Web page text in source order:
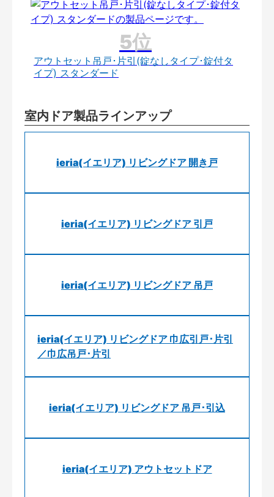
アウトセット吊戸･片引(錠なしタイプ･錠付タ
イプ) スタンダード
室内ドア製品ラインアップ
ieria(イエリア) リビングドア 開き戸
ieria(イエリア) リビングドア 引戸
ieria(イエリア) リビングドア 吊戸
ieria(イエリア) リビングドア 巾広引戸･片引
／巾広吊戸･片引
ieria(イエリア) リビングドア 吊戸･引込
ieria(イエリア) アウトセットドア